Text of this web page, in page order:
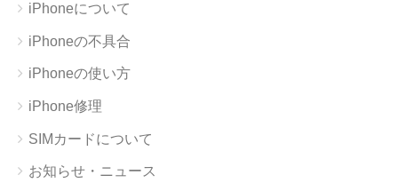
iPhoneについて
iPhoneの不具合
iPhoneの使い方
iPhone修理
SIMカードについて
お知らせ・ニュース